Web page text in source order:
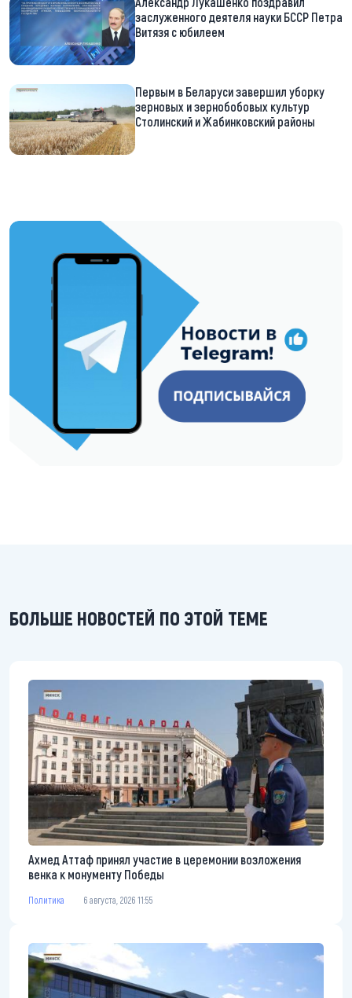
заслуженного деятеля науки БССР Петра
Витязя с юбилеем
Первым в Беларуси завершил уборку
зерновых и зернобобовых культур
Столинский и Жабинковский районы
https://t.me/minskctvby
БОЛЬШЕ НОВОСТЕЙ ПО ЭТОЙ ТЕМЕ
Ахмед Аттаф принял участие в церемонии возложения
венка к монументу Победы
Политика 6 августа, 2026 11:55